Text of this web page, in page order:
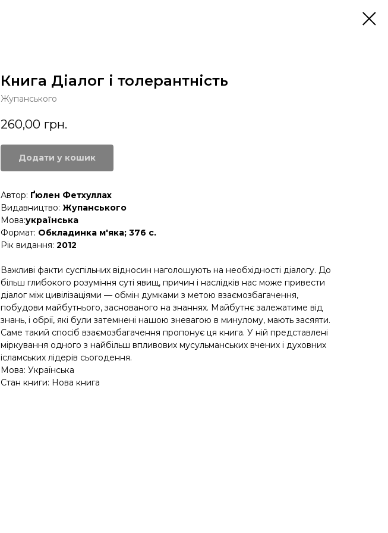
Книга Діалог і толерантність
Жупанського
260,00 грн.
Додати у кошик
Автор: Ґюлен Фетхуллах
Видавництво: Жупанського
Мова:українська
Формат: Обкладинка м'яка; 376 с.
Рік видання: 2012
Важливі факти суспільних відносин наголошують на необхідності діалогу. До
більш глибокого розуміння суті явищ, причин і наслідків нас може привести
діалог між цивілізаціями — обмін думками з метою взаємозбагачення,
побудови майбутнього, заснованого на знаннях. Майбутнє залежатиме від
знань, і обрії, які були затемнені нашою зневагою в минулому, мають засяяти.
Саме такий спосіб взаємозбагачення пропонує ця книга. У ній представлені
міркування одного з найбільш впливових мусульманських вчених і духовних
ісламських лідерів сьогодення.
Мова: Українська
Стан книги: Нова книга